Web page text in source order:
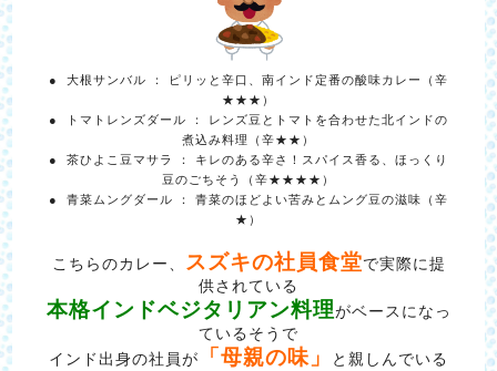
● 大根サンバル ： ピリッと辛口、南インド定番の酸味カレー（辛
★★★）
● トマトレンズダール ： レンズ豆とトマトを合わせた北インドの
煮込み料理（辛★★）
● 茶ひよこ豆マサラ ： キレのある辛さ！スパイス香る、ほっくり
豆のごちそう（辛★★★★）
● 青菜ムングダール ： 青菜のほどよい苦みとムング豆の滋味（辛
★）
こちらのカレー、 スズキの社員食堂で実際に提
供されている
本格インドベジタリアン料理がベースになっ
ているそうで
インド出身の社員が
「母親の味」
と親しんでいる